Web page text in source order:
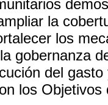
la
los
gobernanza
del
los